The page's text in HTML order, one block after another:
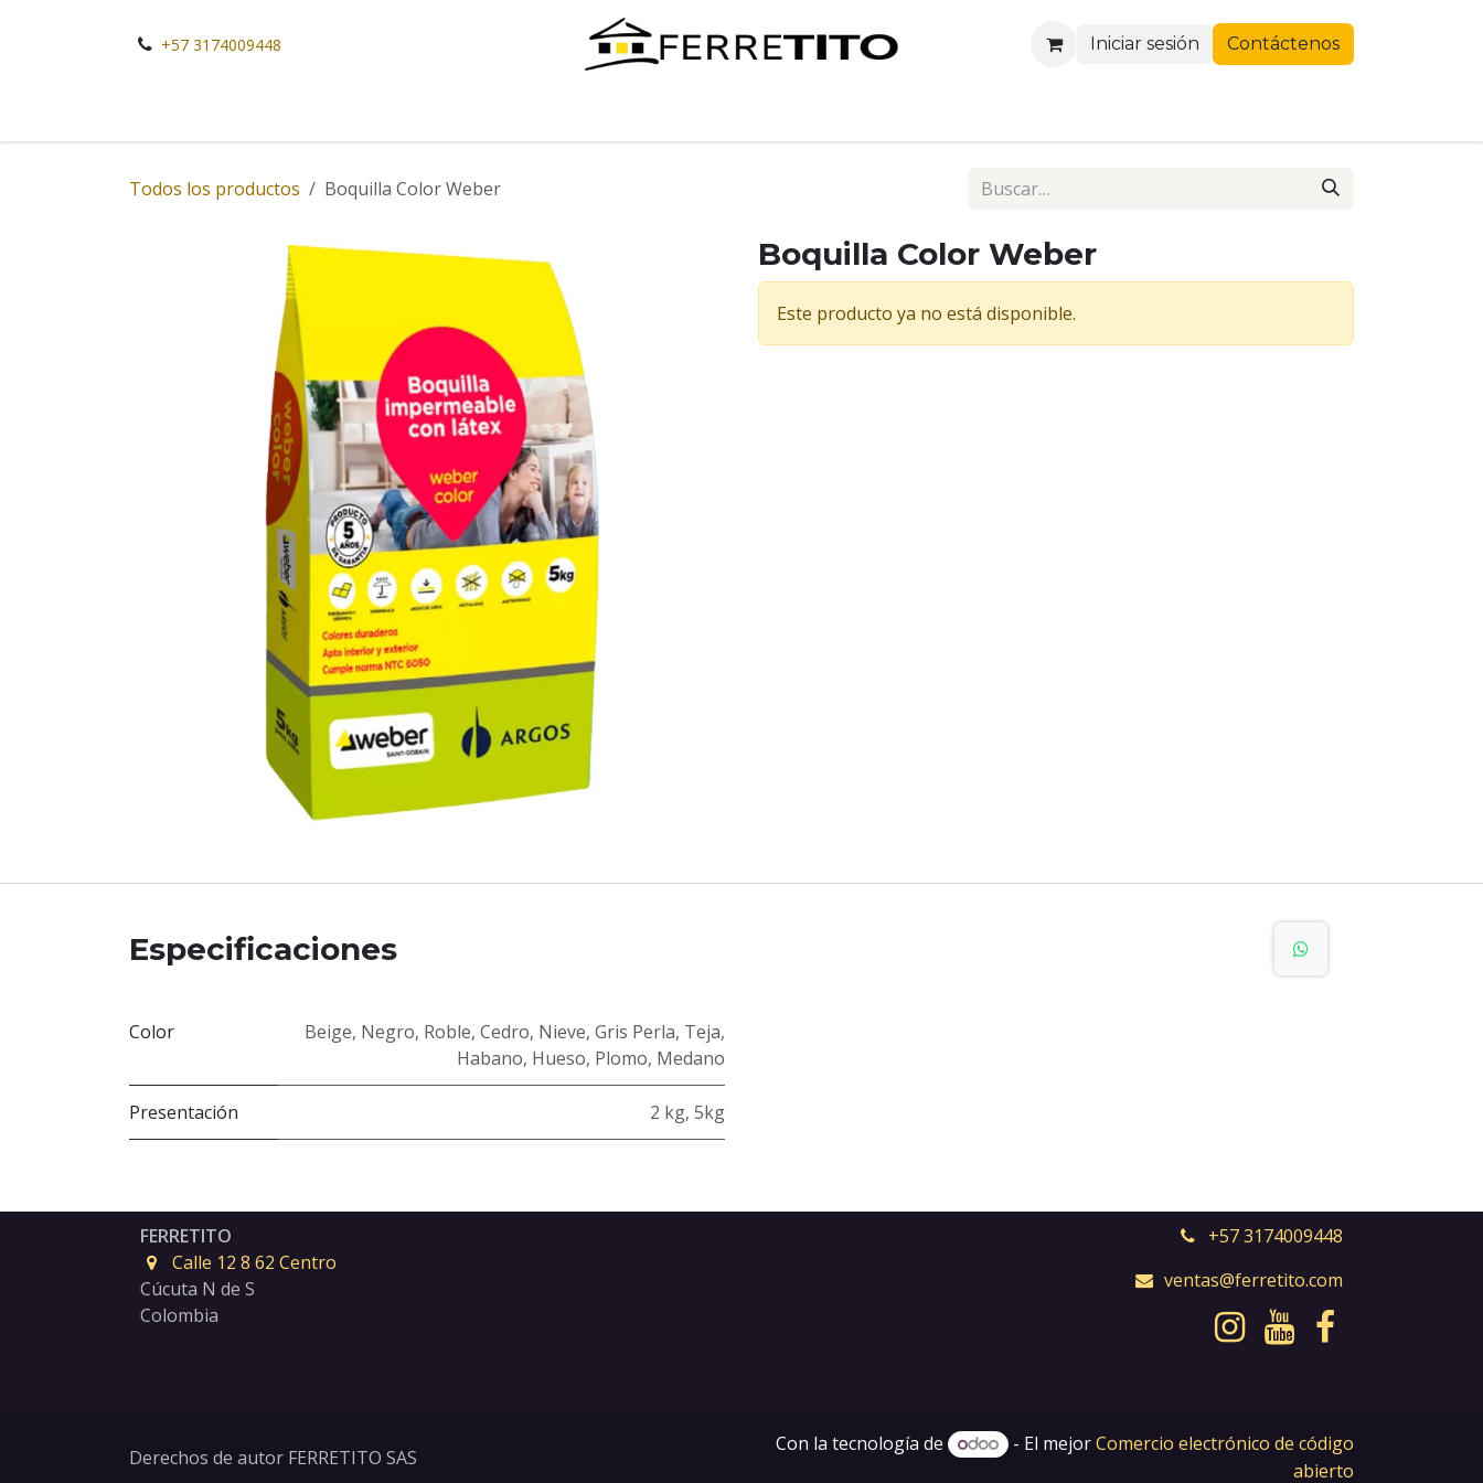
+57 3174009448
Iniciar sesión Contáctenos
Todos los productos Boquilla Color Weber
Boquilla Color Weber
Este producto ya no está disponible.
Especificaciones
Color Beige, Negro, Roble, Cedro, Nieve, Gris Perla, Teja,
Habano, Hueso, Plomo, Medano
Presentación 2 kg, 5kg
FERRETITO
Calle 12 8 62 Centro
Cúcuta N de S
Colombia
+57 3174009448
ventas@ferretito.com
Derechos de autor FERRETITO SAS
Con la tecnología de - El mejorComercio electrónico de código
abierto